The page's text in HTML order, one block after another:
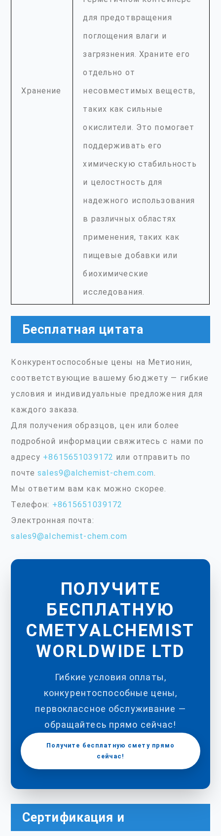
Хранение
для предотвращения
поглощения влаги и
загрязнения. Храните его
отдельно от
несовместимых веществ,
таких как сильные
окислители. Это помогает
поддерживать его
химическую стабильность
и целостность для
надежного использования
в различных областях
применения, таких как
пищевые добавки или
биохимические
исследования.
Бесплатная цитата
Конкурентоспособные цены на Метионин,
соответствующие вашему бюджету — гибкие
условия и индивидуальные предложения для
каждого заказа.
Для получения образцов, цен или более
подробной информации свяжитесь с нами по
адресу +8615651039172 или отправить по
почтеsales9@alchemist-chem.com
Мы ответим вам как можно скорее.
Телефон: +8615651039172
Электронная почта:
sales9@alchemist-chem.com
ПОЛУЧИТЕ
БЕСПЛАТНУЮ
СМЕТУALCHEMIST
WORLDWIDE LTD
Гибкие условия оплаты,
конкурентоспособные цены,
первоклассное обслуживание —
обращайтесь прямо сейчас!
Получите бесплатную смету прямо
сейчас!
Сертификация и